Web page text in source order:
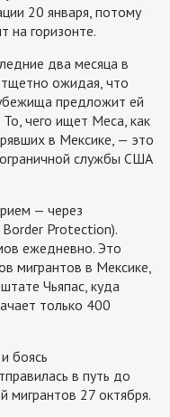
20 января, потому
на горизонте.
два месяца в
ожидая, что
предложит ей
чего ищет Меса, как
в Мексике, — это
службы США
— через
Protection).
ежедневно. Это
мигрантов в Мексике,
Чьяпас, куда
только 400
боясь
в путь до
мигрантов 27 октября.